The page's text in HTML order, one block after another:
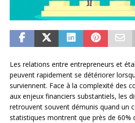
Les relations entre entrepreneurs et
peuvent rapidement se détériorer
surviennent. Face à la complexité des
aux enjeux financiers substantiels, les
retrouvent souvent démunis quand un
statistiques montrent que près de 60%